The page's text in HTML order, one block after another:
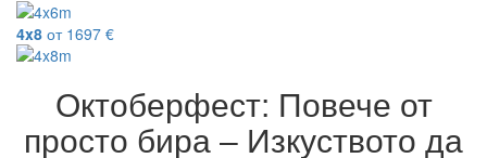
4x8 от1697 €
Октоберфест: Повече от
просто бира – Изкуството да